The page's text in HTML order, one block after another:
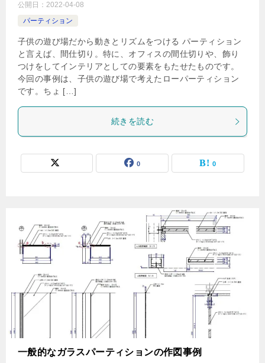
公開日： 2022-04-08
パーティション
子供の遊び場だから動きとリズムをつける パーティション
と言えば、間仕切り。特に、オフィスの間仕切りや、飾り
つけをしてインテリアとしての要素をもたせたものです。
今回の事例は、子供の遊び場で考えたローパーティション
です。ちょ […]
続きを読む
0 0
一般的なガラスパーティションの作図事例